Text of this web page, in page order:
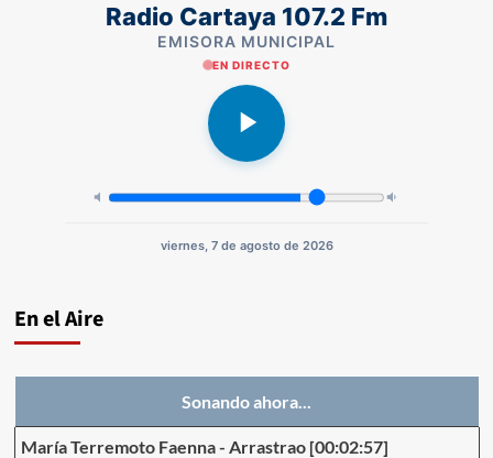
Radio Cartaya 107.2 Fm
EMISORA MUNICIPAL
EN DIRECTO
viernes, 7 de agosto de 2026
En el Aire
Sonando ahora...
María Terremoto Faenna- Arrastrao [00:02:57]